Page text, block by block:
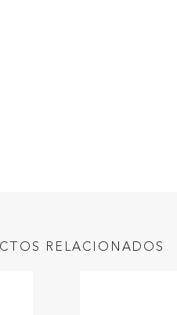
RELACIONADOS